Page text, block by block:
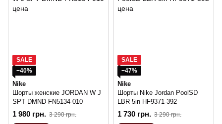
SALE
−40%
Nike
Шорты женские JORDAN W J
SPT DMND FN5134-010
1 980 грн. 3 290 грн.
SALE
−47%
Nike
Шорты Nike Jordan PoolSD
LBR 5in HF9371-392
1 730 грн. 3 290 грн.